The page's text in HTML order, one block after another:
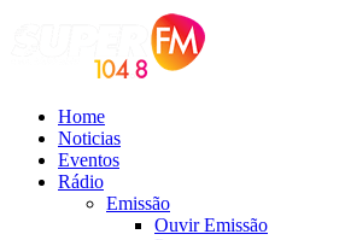
Home
Noticias
Eventos
Rádio
Emissão
Ouvir Emissão